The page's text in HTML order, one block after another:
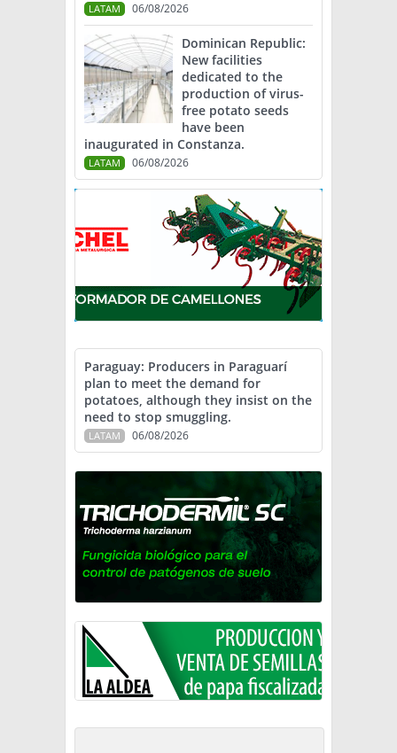
LATAM 06/08/2026
Dominican Republic:
New facilities
dedicated to the
production of virus-
free potato seeds
have been
inaugurated in Constanza.
LATAM 06/08/2026
Paraguay: Producers in Paraguarí
plan to meet the demand for
potatoes, although they insist on the
need to stop smuggling.
LATAM 06/08/2026